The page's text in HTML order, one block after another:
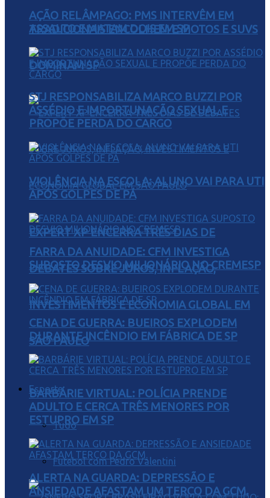
TRADICIONAIS ENCOLHEM E MOTOS E SUVS
DOMINAM SP
EXPERT XP ENCERRA TRÊS DIAS DE
DEBATES SOBRE JUROS, INFLAÇÃO,
INVESTIMENTOS E ECONOMIA GLOBAL EM
SÃO PAULO
Esporte
Tudo
Futebol com Pedro Valentini
AÇÃO RELÂMPAGO: PMS INTERVÊM EM
ASSALTO E MATAM DOIS EM SP
STJ RESPONSABILIZA MARCO BUZZI POR
ASSÉDIO E IMPORTUNAÇÃO SEXUAL E
PROPÕE PERDA DO CARGO
VIOLÊNCIA NA ESCOLA: ALUNO VAI PARA UTI
APÓS GOLPES DE PÁ
FARRA DA ANUIDADE: CFM INVESTIGA
SUPOSTO DESVIO MILIONÁRIO NO CREMESP
CENA DE GUERRA: BUEIROS EXPLODEM
DURANTE INCÊNDIO EM FÁBRICA DE SP
BARBÁRIE VIRTUAL: POLÍCIA PRENDE
ADULTO E CERCA TRÊS MENORES POR
ESTUPRO EM SP
ALERTA NA GUARDA: DEPRESSÃO E
ANSIEDADE AFASTAM UM TERÇO DA GCM.